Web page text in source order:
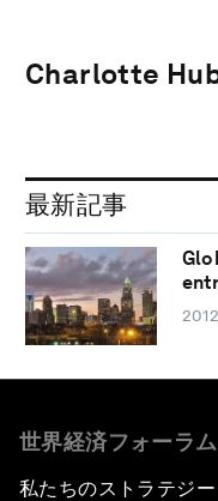
Charlotte
最新記事
世界経済フォーラ
私たちのストラテジー